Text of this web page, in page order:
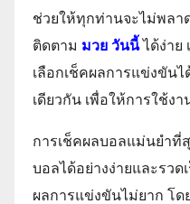
ช่วยให้ทุกท่านจะไม่พลา
ติดตาม มวย วันนี้ ได้ง่าย
เลือกเช็คผลการแข่งขัน
เดียวกัน เพื่อให้การใช้ง
การเช็คผลบอลแม่นยำที่
บอลได้อย่างง่ายและรว
ผลการแข่งขันไม่ยาก โ